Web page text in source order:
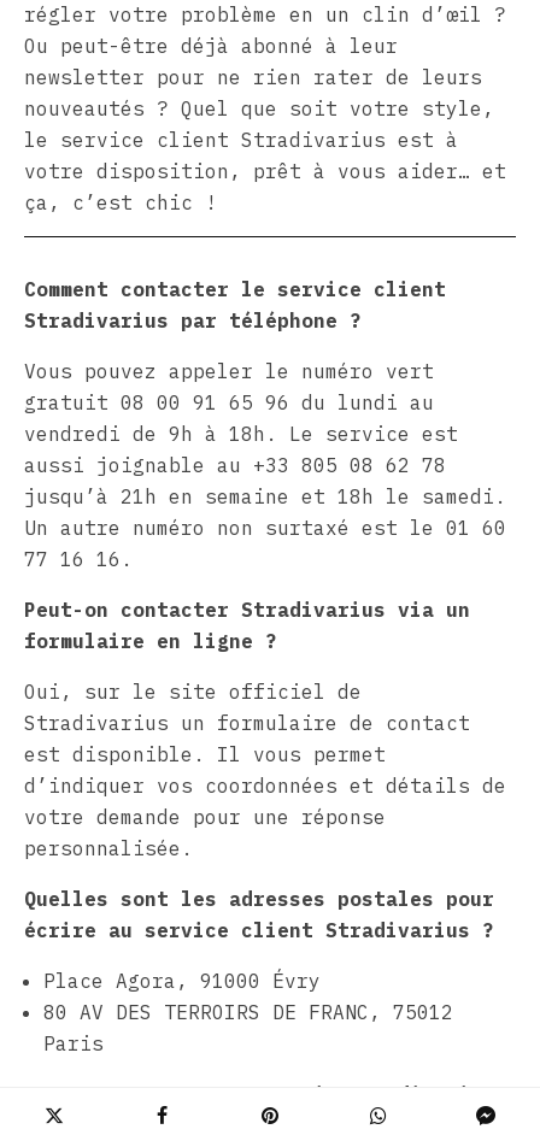
régler votre problème en un clin d’œil ?
Ou peut-être déjà abonné à leur
newsletter pour ne rien rater de leurs
nouveautés ? Quel que soit votre style,
le service client Stradivarius est à
votre disposition, prêt à vous aider… et
ça, c’est chic !
Comment contacter le service client
Stradivarius par téléphone ?
Vous pouvez appeler le numéro vert
gratuit 08 00 91 65 96 du lundi au
vendredi de 9h à 18h. Le service est
aussi joignable au +33 805 08 62 78
jusqu’à 21h en semaine et 18h le samedi.
Un autre numéro non surtaxé est le 01 60
77 16 16.
Peut-on contacter Stradivarius via un
formulaire en ligne ?
Oui, sur le site officiel de
Stradivarius un formulaire de contact
est disponible. Il vous permet
d’indiquer vos coordonnées et détails de
votre demande pour une réponse
personnalisée.
Quelles sont les adresses postales pour
écrire au service client Stradivarius ?
Place Agora, 91000 Évry
80 AV DES TERROIRS DE FRANC, 75012
Paris
Comment trouver un magasin Stradivarius
pour un contact direct ?